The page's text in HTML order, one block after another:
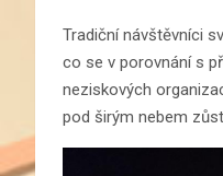
Tradiční návštěvníci
co se v porovnání s
neziskových
pod širým nebem